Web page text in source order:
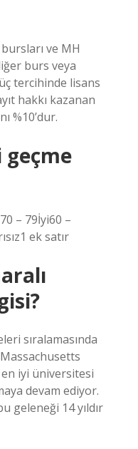
ve MH
burs veya
tercihinde lisans
hakkı kazanan
%10’dur.
– 79İyi60 –
ek satır
sıralamasında
iyi üniversitesi
devam ediyor.
geleneği 14 yıldır